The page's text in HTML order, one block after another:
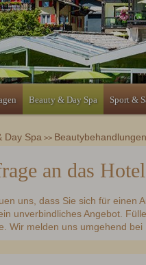
Beauty & Day Spa Sport &
Day Spa >> Beautybehandlungen
an das Hotel
uns, dass Sie sich für einen
unverbindliches Angebot.
Wir melden uns umgehend bei